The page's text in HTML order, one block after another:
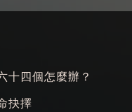
十四個怎麼辦？
抉擇